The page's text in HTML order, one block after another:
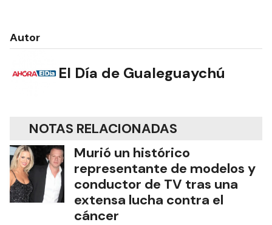
Autor
El Día de Gualeguaychú
NOTAS RELACIONADAS
Murió un histórico
representante de modelos y
conductor de TV tras una
extensa lucha contra el
cáncer